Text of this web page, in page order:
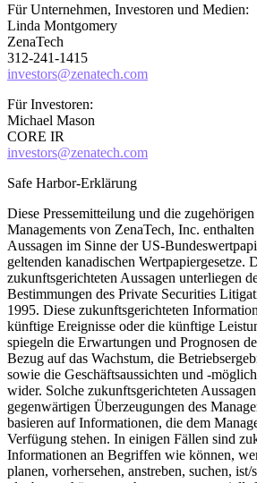
Für Unternehmen, Investoren und Medien:
Linda Montgomery
ZenaTech
312-241-1415
investors@zenatech.com
Für Investoren:
Michael Mason
CORE IR
investors@zenatech.com
Safe Harbor-Erklärung
Diese Pressemitteilung und die
Managements von ZenaTech, Inc.
Aussagen im Sinne der US-
geltenden kanadischen Wertpapiergesetze.
zukunftsgerichteten Aussagen unterliegen
Bestimmungen des Private Securities
1995. Diese zukunftsgerichteten
künftige Ereignisse oder die künftige
spiegeln die Erwartungen und Prognosen
Bezug auf das Wachstum, die
sowie die Geschäftsaussichten und -
wider. Solche zukunftsgerichteten
gegenwärtigen Überzeugungen des
basieren auf Informationen, die dem
Verfügung stehen. In einigen Fällen sind
Informationen an Begriffen wie können,
planen, vorhersehen, anstreben, suchen,